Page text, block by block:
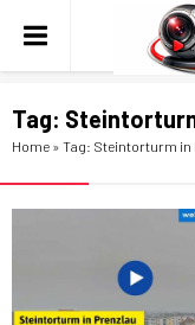
Tag:
Home » Tag: Steintorturm in